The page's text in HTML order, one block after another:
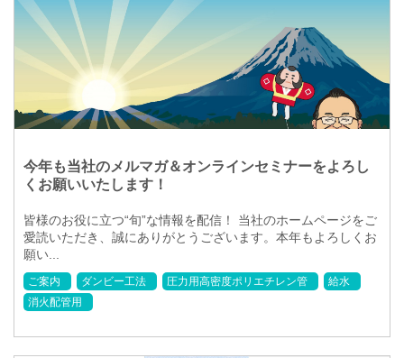
今年も当社のメルマガ＆オンラインセミナーをよろし
くお願いいたします！
皆様のお役に立つ“旬”な情報を配信！ 当社のホームページをご
愛読いただき、誠にありがとうございます。本年もよろしくお
願い...
ご案内 ダンビー工法 圧力用高密度ポリエチレン管
給水
消火配管用